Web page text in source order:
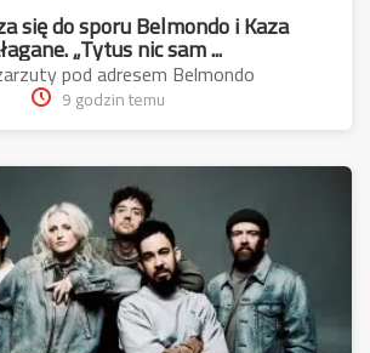
się do sporu Belmondo i Kaza
„Tytus nic sam ...
pod adresem Belmondo
9 godzin temu